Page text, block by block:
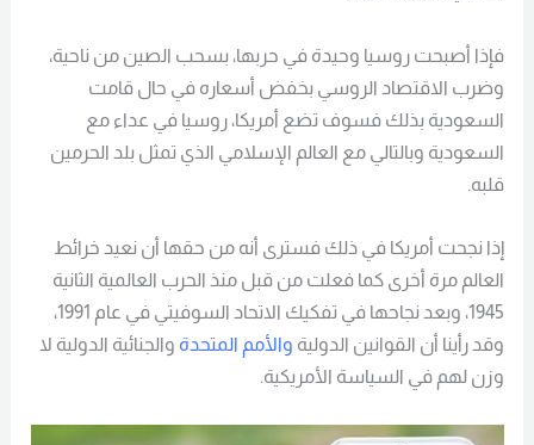
فإذا أصبحت روسيا وحيدة في حربها، بسحب الصين من ناحية،
وضرب الاقتصاد الروسي بخفض أسعاره في حال قامت
السعودية بذلك فسوف تضع أمريكا، روسيا في عداء مع
السعودية وبالتالي مع العالم الإسلامي الذي تمثل بلد الحرمين
قلبه.
إذا نجحت أمريكا في ذلك فسترى أنه من حقها أن نعيد خرائط
العالم مرة أخرى كما فعلت من قبل منذ الحرب العالمية الثانية
1945، وبعد نجاحها في تفكيك الاتحاد السوفيتي في عام 1991،
وقد رأينا أن القوانين الدولية والأمم المتحدةوالجنائية الدولية لا
وزن لهم في السياسة الأمريكية.